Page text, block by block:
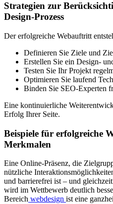
Strategien zur
Design-Prozess
Der erfolgreiche Webauftritt
Definieren Sie Ziele und
Erstellen Sie ein Design-
Testen Sie Ihr Projekt
Optimieren Sie laufend
Binden Sie SEO-Experten
Eine kontinuierliche
Erfolg Ihrer Seite.
Beispiele für erfolgreiche
Merkmalen
Eine Online-Präsenz, die
nützliche
und barrierefrei ist – und
wird im Wettbewerb deutlich
Bereich webdesign ist eine